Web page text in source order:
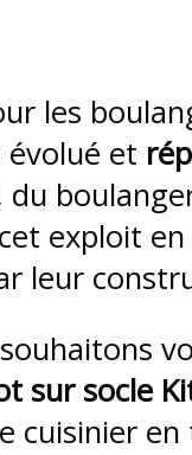
les
évolué et
du
exploit
leur
sur socle
cuisinier